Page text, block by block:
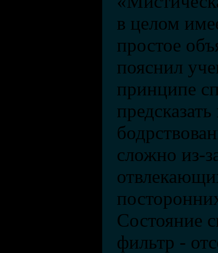
в целом
простое
пояснил
принципе
сложно из-
Состояние
фильтр -